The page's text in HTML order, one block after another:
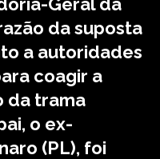
da suposta
a autoridades
coagir a
da trama
o ex-
(PL), foi